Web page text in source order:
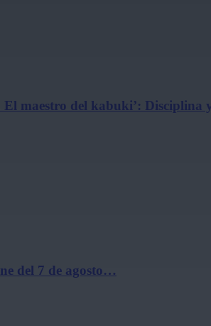
maestro del kabuki’: Disciplina
del 7 de agosto…